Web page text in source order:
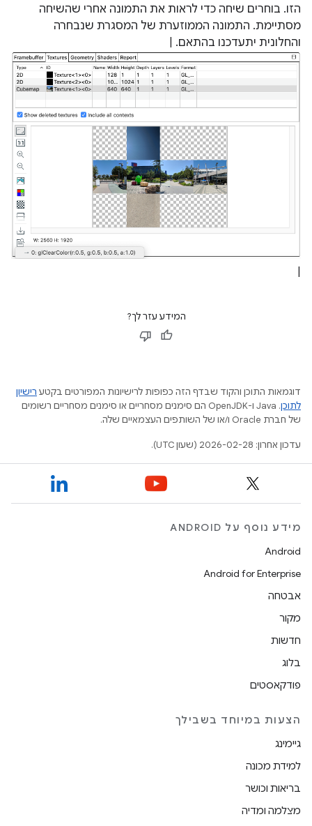
הזו. בוחרים שיחה כדי לראות את התמונה אחרי שהשיחה
מסתיימת. התמונה הממוזערת של המסגרת שנבחרה
והחלונית יתעדכנו בהתאם. |
המידע עזר לך?
דוגמאות התוכן והקוד שבדף הזה כפופות לרישיונות המפורטים בקטע רישיון
לתוכן
.‏ Java ו-OpenJDK הם סימנים מסחריים או סימנים מסחריים רשומים
של חברת Oracle ו/או של השותפים העצמאיים שלה.
עדכון אחרון: 2026-02-28 (שעון UTC).
מידע נוסף על ANDROID
Android
Android for Enterprise
אבטחה
מקור
חדשות
בלוג
פודקאסטים
הצעות במיוחד בשבילך
גיימינג
למידת מכונה
בריאות וכושר
מצלמה ומדיה